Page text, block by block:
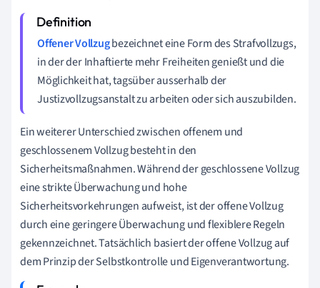
Offener Vollzugbezeichnet eine Form des Strafvollzugs,
in der der Inhaftierte mehr Freiheiten genießt und die
Möglichkeit hat, tagsüber ausserhalb der
Justizvollzugsanstalt zu arbeiten oder sich auszubilden.
Ein weiterer Unterschied zwischen offenem und
geschlossenem Vollzug besteht in den
Sicherheitsmaßnahmen. Während der geschlossene Vollzug
eine strikte Überwachung und hohe
Sicherheitsvorkehrungen aufweist, ist der offene Vollzug
durch eine geringere Überwachung und flexiblere Regeln
gekennzeichnet. Tatsächlich basiert der offene Vollzug auf
dem Prinzip der Selbstkontrolle und Eigenverantwortung.